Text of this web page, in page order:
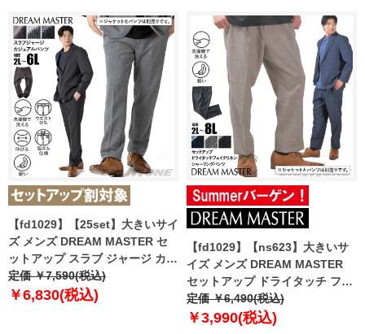
【fd1029】【25set】大きいサイ
ズ メンズ DREAM MASTER セ
ットアップ スラブ ジャージ カジ
ュアル パンツ 軽量 ウォッシャブ
ル スマリラ azw2534-sp
定価 ￥7,590(税込)
￥6,830(税込)
【fd1029】【ns623】大きいサ
イズ メンズ DREAM MASTER
セットアップ ドライタッチ フェ
イクリネン シャーリング パンツ
軽量 ウォッシャブル スマリラ
定価 ￥6,490(税込)
￥3,990(税込)